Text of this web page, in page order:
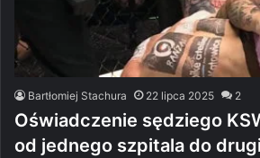
Bartłomiej Stachura 22 lipca 2025 2
Oświadczenie sędziego
od jednego szpitala do